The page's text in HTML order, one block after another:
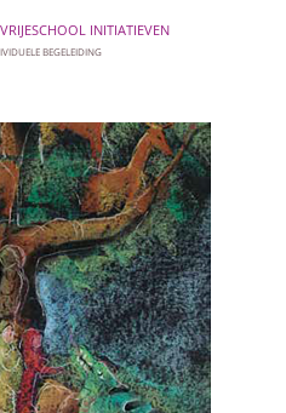
INITIATIEVEN
BEGELEIDING